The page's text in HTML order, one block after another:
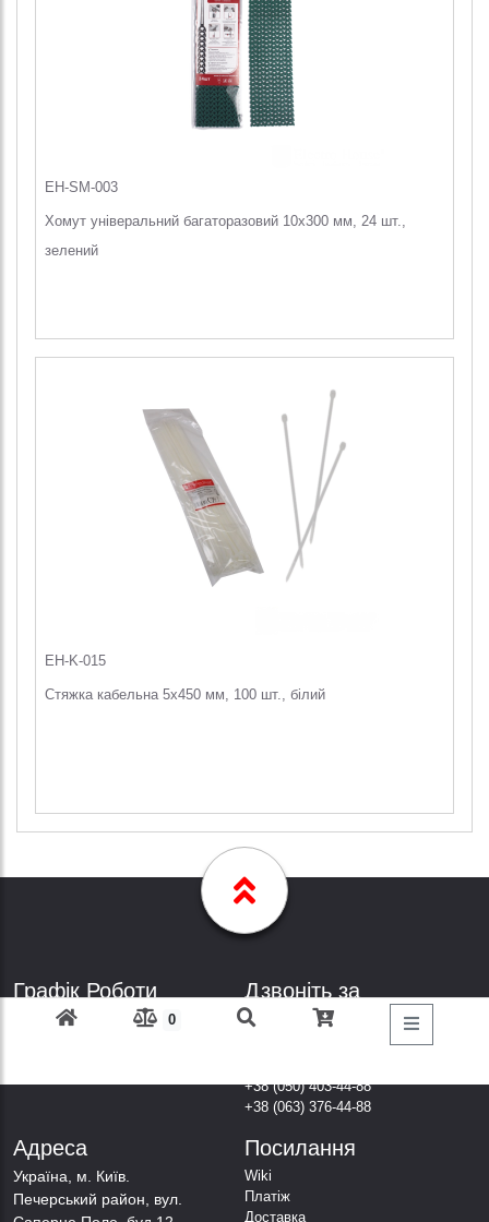
0
EH-SM-003
Хомут універальний багаторазовий 10х300 мм, 24 шт.,
зелений
EH-K-015
Стяжка кабельна 5х450 мм, 100 шт., білий
Графік Роботи
Пн-Пт: з 9: 00 до 18: 00
Дзвоніть за
телефонами
+38 (050) 403-44-88
+38 (063) 376-44-88
Адреса
Українa, м. Київ.
Печерський район, вул.
Посилання
Wiki
Платіж
Доставка